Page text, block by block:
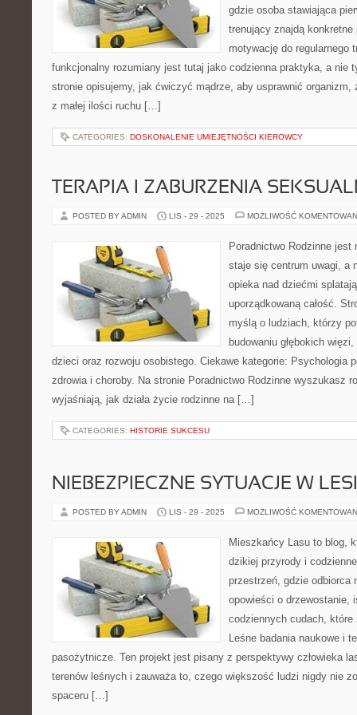
gdzie osoba stawiająca
trenujący znajdą
motywację do regularnego
funkcjonalny rozumiany jest tutaj jako codzienna praktyka, a nie
stronie opisujemy, jak ćwiczyć mądrze, aby usprawnić organizm,
z małej ilości ruchu […]
CATEGORIES: DOSKONALENIE UMIEJĘTNOŚCI KIEROWCY
TERAPIA I ZABURZENIA
POSTED BY ADMIN LIS - 29 - 2025 MOŻLIWOŚĆ
Poradnictwo Rodzinne
staje się centrum uwagi, a
opieka nad dziećmi
uporządkowaną całość.
myślą o ludziach, którzy
budowaniu głębokich
dzieci oraz rozwoju osobistego. Ciekawe kategorie: Psychologia
zdrowia i choroby. Na stronie Poradnictwo Rodzinne wyszukasz
wyjaśniają, jak działa życie rodzinne na […]
CATEGORIES: HISTORIE SUKCESU
NIEBEZPIECZNE SYTUACJE W
POSTED BY ADMIN LIS - 29 - 2025 MOŻLIWOŚĆ
Mieszkańcy Lasu to blog,
dzikiej przyrody i
przestrzeń, gdzie odbiorca
opowieści o drzewostanie,
codziennych cudach, które
Leśne badania naukowe i
pasożytnicze. Ten projekt jest pisany z perspektywy człowieka
terenów leśnych i zauważa to, czego większość ludzi nigdy nie
spaceru […]